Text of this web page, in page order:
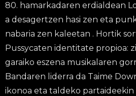
80. hamarkadaren erdialdean
a desagertzen hasi zen eta
nabaria zen kaleetan . Hortik
Pussycaten identitate propioa:
garaiko eszena musikalaren
Bandaren liderra da Taime
ikonoa eta taldeko